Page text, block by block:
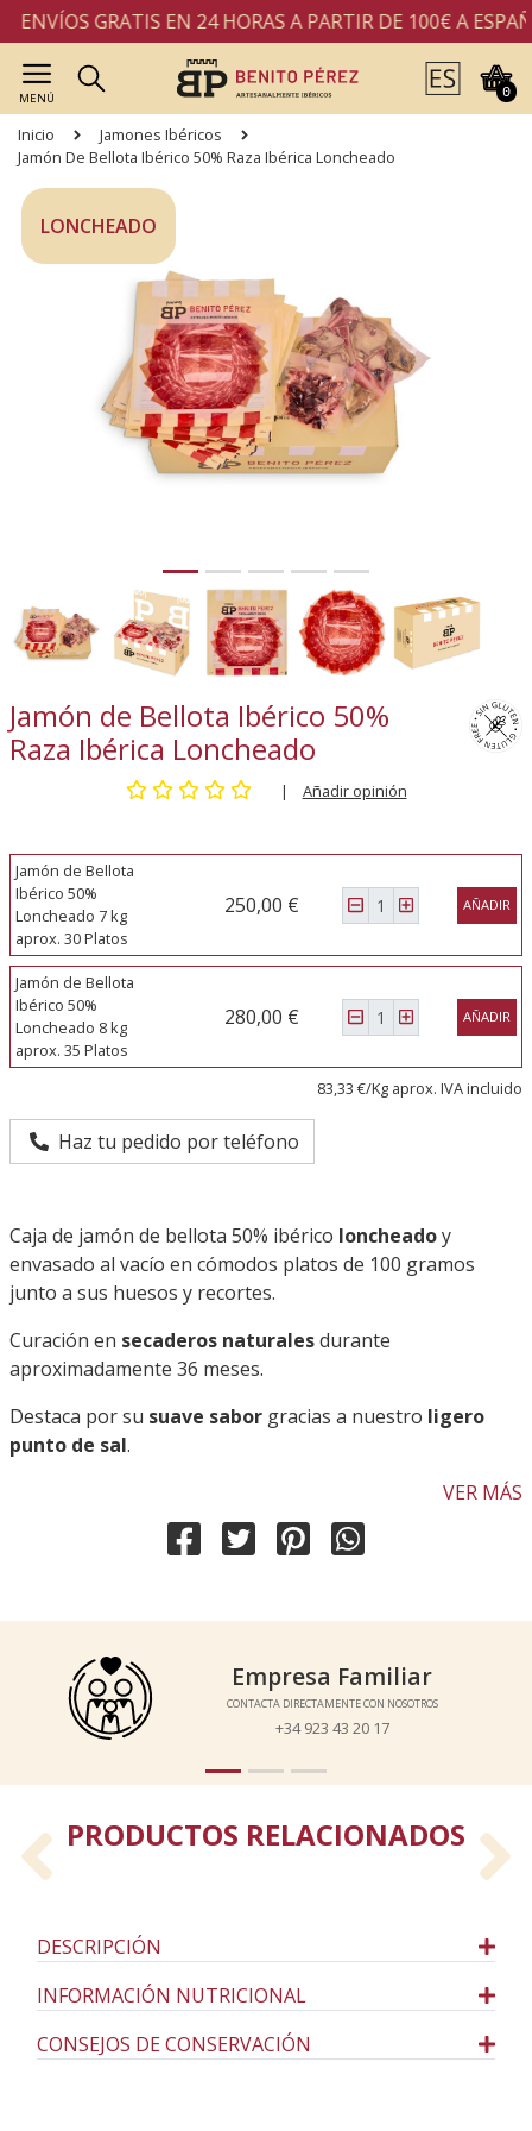
GRATIS EN 24 HORAS A PARTIR DE 100€ A
MENÚ 0
Inicio
Jamones Ibéricos
Jamón De Bellota Ibérico 50% Raza Ibérica Loncheado
LONCHEADO
Jamón de Bellota Ibérico 50%
Raza Ibérica Loncheado
| Añadir opinión
Jamón de Bellota
Ibérico 50%
Loncheado 7 kg
aprox. 30 Platos
250,00 € AÑADIR
Jamón de Bellota
Ibérico 50%
Loncheado 8 kg
aprox. 35 Platos
280,00 € AÑADIR
83,33 €/Kg aprox. IVA incluido
Haz tu pedido por teléfono
Caja de jamón de bellota 50% ibérico loncheadoy
envasado al vacío en cómodos platos de 100 gramos
junto a sus huesos y recortes.
Curación en secaderos naturalesdurante
aproximadamente 36 meses.
Destaca por su suave sabor gracias a nuestro ligero
punto de sal.
VER MÁS
Empresa Familiar
CONTACTA DIRECTAMENTE CON NOSOTROS
+34 923 43 20 17
Empresa Familiar
CONTACTA DIRECTAMENTE CON NOSOTROS
+34 923 43 20 17
PRODUCTOS RELACIONADOS
Previous
DESCRIPCIÓN
INFORMACIÓN NUTRICIONAL
CONSEJOS DE CONSERVACIÓN